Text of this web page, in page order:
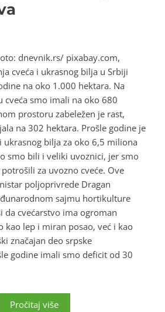
dnevnik.rs/ pixabay.com,
cveća i ukrasnog bilja u Srbiji
na oko 1.000 hektara. Na
smo imali na oko 680
prostoru zabeležen je rast,
na 302 hektara. Prošle godine je
ukrasnog bilja za oko 6,5 miliona
smo bili i veliki uvoznici, jer smo
za uvozno cveće. Ove
poljoprivrede Dragan
sajmu hortikulture
da cvećarstvo ima ogroman
kao lep i miran posao, već i kao
značajan deo srpske
godine imali smo deficit od 30
Pročitaj više